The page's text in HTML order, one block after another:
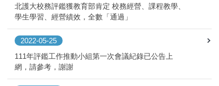
北護大校務評鑑獲教育部肯定 校務經營、課程教學、
學生學習、經營績效，全數「通過」
2022-05-25
111年評鑑工作推動小組第一次會議紀錄已公告上
網，請參考，謝謝